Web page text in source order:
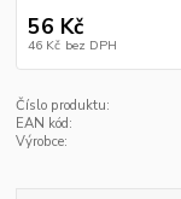
56 Kč
46 Kč bez DPH
Číslo produktu:
EAN kód:
Výrobce: